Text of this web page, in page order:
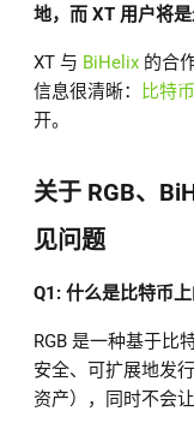
地，而 XT 用户将
XT 与 BiHelix 的合
信息很清晰：
比特币
开。
关于 RGB、
见问题
Q1: 什么是比特币上
RGB 是一种基于比
安全、可扩展地发
资产），同时不会